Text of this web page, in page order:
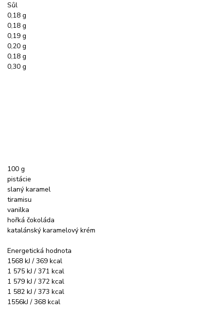
Sůl
0,18 g
0,18 g
0,19 g
0,20 g
0,18 g
0,30 g
100 g
pistácie
slaný karamel
tiramisu
vanilka
hořká čokoláda
katalánský karamelový krém
Energetická hodnota
1568 kJ / 369 kcal
1 575 kJ / 371 kcal
1 579 kJ / 372 kcal
1 582 kJ / 373 kcal
1556kJ / 368 kcal